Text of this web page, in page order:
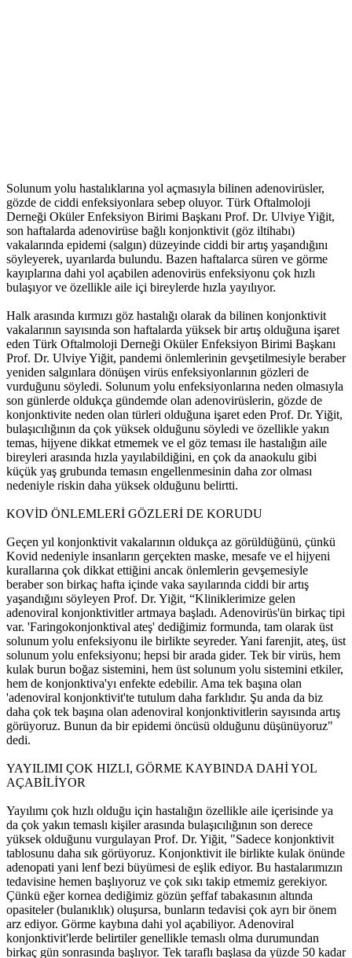
Solunum yolu hastalıklarına yol açmasıyla bilinen adenovirüsler,
gözde de ciddi enfeksiyonlara sebep oluyor. Türk Oftalmoloji
Derneği Oküler Enfeksiyon Birimi Başkanı Prof. Dr. Ulviye Yiğit,
son haftalarda adenovirüse bağlı konjonktivit (göz iltihabı)
vakalarında epidemi (salgın) düzeyinde ciddi bir artış yaşandığını
söyleyerek, uyarılarda bulundu. Bazen haftalarca süren ve görme
kayıplarına dahi yol açabilen adenovirüs enfeksiyonu çok hızlı
bulaşıyor ve özellikle aile içi bireylerde hızla yayılıyor.
Halk arasında kırmızı göz hastalığı olarak da bilinen konjonktivit
vakalarının sayısında son haftalarda yüksek bir artış olduğuna işaret
eden Türk Oftalmoloji Derneği Oküler Enfeksiyon Birimi Başkanı
Prof. Dr. Ulviye Yiğit, pandemi önlemlerinin gevşetilmesiyle beraber
yeniden salgınlara dönüşen virüs enfeksiyonlarının gözleri de
vurduğunu söyledi. Solunum yolu enfeksiyonlarına neden olmasıyla
son günlerde oldukça gündemde olan adenovirüslerin, gözde de
konjonktivite neden olan türleri olduğuna işaret eden Prof. Dr. Yiğit,
bulaşıcılığının da çok yüksek olduğunu söyledi ve özellikle yakın
temas, hijyene dikkat etmemek ve el göz teması ile hastalığın aile
bireyleri arasında hızla yayılabildiğini, en çok da anaokulu gibi
küçük yaş grubunda temasın engellenmesinin daha zor olması
nedeniyle riskin daha yüksek olduğunu belirtti.
KOVİD ÖNLEMLERİ GÖZLERİ DE KORUDU
Geçen yıl konjonktivit vakalarının oldukça az görüldüğünü, çünkü
Kovid nedeniyle insanların gerçekten maske, mesafe ve el hijyeni
kurallarına çok dikkat ettiğini ancak önlemlerin gevşemesiyle
beraber son birkaç hafta içinde vaka sayılarında ciddi bir artış
yaşandığını söyleyen Prof. Dr. Yiğit, “Kliniklerimize gelen
adenoviral konjonktivitler artmaya başladı. Adenovirüs'ün birkaç tipi
var. 'Faringokonjonktival ateş' dediğimiz formunda, tam olarak üst
solunum yolu enfeksiyonu ile birlikte seyreder. Yani farenjit, ateş, üst
solunum yolu enfeksiyonu; hepsi bir arada gider. Tek bir virüs, hem
kulak burun boğaz sistemini, hem üst solunum yolu sistemini etkiler,
hem de konjonktiva'yı enfekte edebilir. Ama tek başına olan
'adenoviral konjonktivit'te tutulum daha farklıdır. Şu anda da biz
daha çok tek başına olan adenoviral konjonktivitlerin sayısında artış
görüyoruz. Bunun da bir epidemi öncüsü olduğunu düşünüyoruz"
dedi.
YAYILIMI ÇOK HIZLI, GÖRME KAYBINDA DAHİ YOL
AÇABİLİYOR
Yayılımı çok hızlı olduğu için hastalığın özellikle aile içerisinde ya
da çok yakın temaslı kişiler arasında bulaşıcılığının son derece
yüksek olduğunu vurgulayan Prof. Dr. Yiğit, "Sadece konjonktivit
tablosunu daha sık görüyoruz. Konjonktivit ile birlikte kulak önünde
adenopati yani lenf bezi büyümesi de eşlik ediyor. Bu hastalarımızın
tedavisine hemen başlıyoruz ve çok sıkı takip etmemiz gerekiyor.
Çünkü eğer kornea dediğimiz gözün şeffaf tabakasının altında
opasiteler (bulanıklık) oluşursa, bunların tedavisi çok ayrı bir önem
arz ediyor. Görme kaybına dahi yol açabiliyor. Adenoviral
konjonktivit'lerde belirtiler genellikle temaslı olma durumundan
birkaç gün sonrasında başlıyor. Tek taraflı başlasa da yüzde 50 kadar